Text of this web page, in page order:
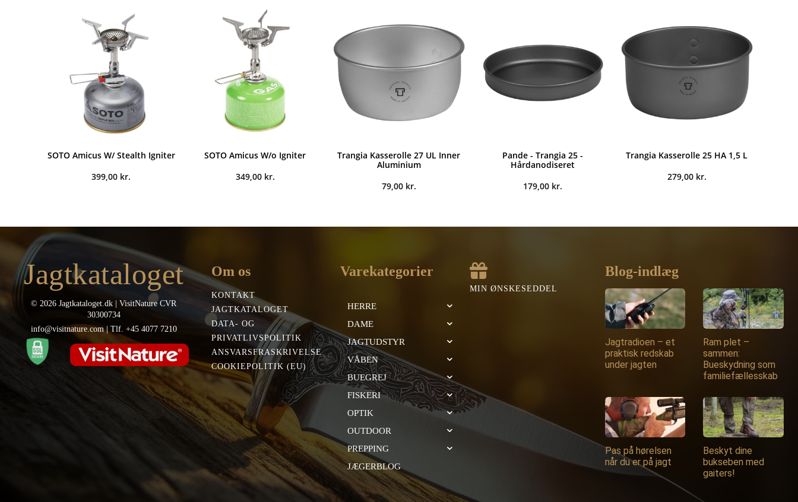
SOTO Amicus W/ Stealth Igniter
399,00 kr.
SOTO Amicus W/o Igniter
349,00 kr.
Trangia Kasserolle 27 UL Inner
Aluminium
79,00 kr.
Pande - Trangia 25 -
Hårdanodiseret
179,00 kr.
Trangia Kasserolle 25 HA 1,5 L
279,00 kr.
Jagtkataloget
© 2026 Jagtkataloget.dk | VisitNature CVR
30300734
info@visitnature.com | Tlf. +45 4077 7210
Om os
KONTAKT
JAGTKATALOGET
DATA- OG
PRIVATLIVSPOLITIK
ANSVARSFRASKRIVELSE
COOKIEPOLITIK (EU)
Varekategorier
HERRE
DAME
JAGTUDSTYR
VÅBEN
BUEGREJ
FISKERI
OPTIK
OUTDOOR
PREPPING
JÆGERBLOG
MIN ØNSKESEDDEL
Blog-indlæg
Jagtradioen – et
praktisk redskab
under jagten
Ram plet –
sammen:
Bueskydning som
familiefællesskab
Pas på hørelsen
når du er på jagt
Beskyt dine
bukseben med
gaiters!